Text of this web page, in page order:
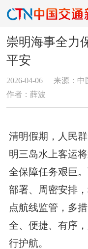
崇明海事全力
平安
2026-04-06 来源：中
作者：薛波
清明假期，人民
明三岛水上客运
全保障任务艰巨
部署、周密安排
点航线监管，多
全、便捷、有序
行护航。